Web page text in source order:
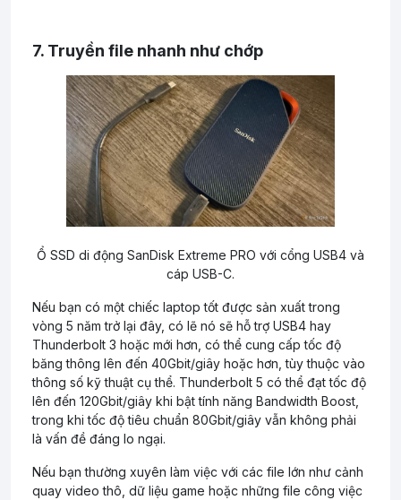
7. Truyền file nhanh như chớp
Ổ SSD di động SanDisk Extreme PRO với cổng USB4 và
cáp USB-C.
Nếu bạn có một chiếc laptop tốt được sản xuất trong
vòng 5 năm trở lại đây, có lẽ nó sẽ hỗ trợ USB4 hay
Thunderbolt 3 hoặc mới hơn, có thể cung cấp tốc độ
băng thông lên đến 40Gbit/giây hoặc hơn, tùy thuộc vào
thông số kỹ thuật cụ thể. Thunderbolt 5 có thể đạt tốc độ
lên đến 120Gbit/giây khi bật tính năng Bandwidth Boost,
trong khi tốc độ tiêu chuẩn 80Gbit/giây vẫn không phải
là vấn đề đáng lo ngại.
Nếu bạn thường xuyên làm việc với các file lớn như cảnh
quay video thô, dữ liệu game hoặc những file công việc